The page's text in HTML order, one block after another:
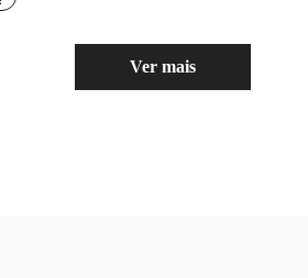
Ver mais